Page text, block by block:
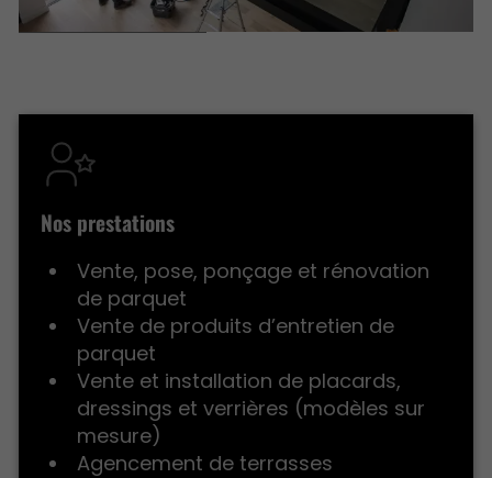
Nos prestations
Vente, pose, ponçage et rénovation
de parquet
Vente de produits d’entretien de
parquet
Vente et installation de placards,
dressings et verrières (modèles sur
mesure)
Agencement de terrasses